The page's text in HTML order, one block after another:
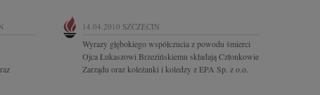
14.04.2010 SZCZECIN
Wyrazy głębokiego współczucia z powodu śmierci
Ojca Łukaszowi Brzezińskiemu składają Członkowie
Zarządu oraz koleżanki i koledzy z EPA Sp. z o.o.